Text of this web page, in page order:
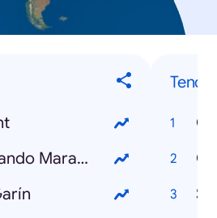
Diego Armando Maradona